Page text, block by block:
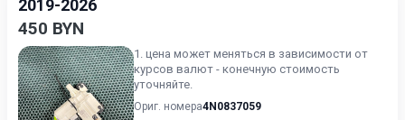
2019-2026
450 BYN
1. цена может меняться в зависимости от
курсов валют - конечную стоимость
уточняйте.
Ориг. номера4N0837059